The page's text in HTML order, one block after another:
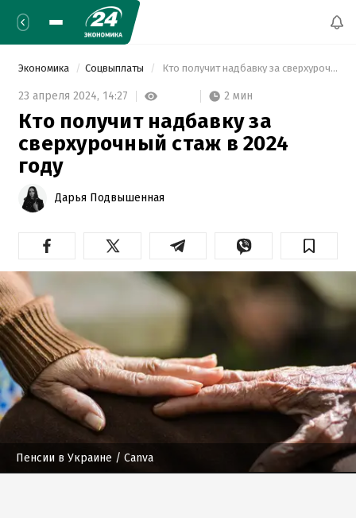
Экономика Соцвыплаты Кто получит надбавку за сверхурочный стаж в 2024 году
23 апреля 2024, 14:27 2 мин
Кто получит надбавку за
сверхурочный стаж в 2024
году
Дарья Подвышенная
Пенсии в Украине / Canva